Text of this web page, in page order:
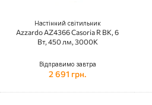
Настінний світильник
Azzardo AZ4366 Casoria R BK, 6
Вт, 450 лм, 3000K
Відправимо завтра
2 691 грн.